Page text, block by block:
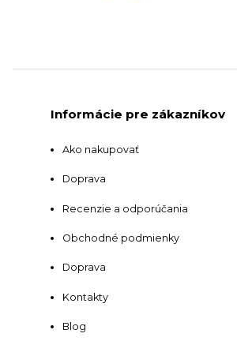
Informácie pre zákazníkov
Ako nakupovať
Doprava
Recenzie a odporúčania
Obchodné podmienky
Doprava
Kontakty
Blog